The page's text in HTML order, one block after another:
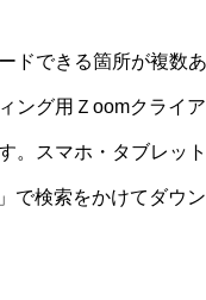
ドできる箇所が複数
ィング用Ｚoomクライ
。スマホ・タブレッ
」で検索をかけてダウ